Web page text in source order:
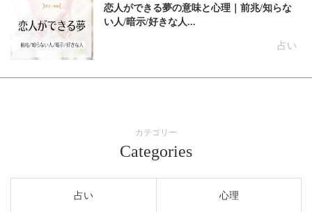
占い
恋人ができる夢の意味と心理｜前兆/知らな
い人/暗示/好きな人...
カテゴリー
Categories
占い 心理